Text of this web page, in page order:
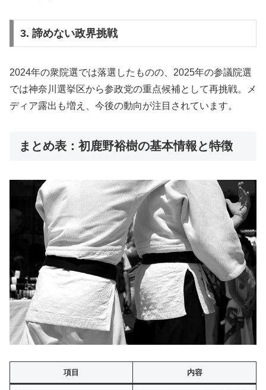
3. 諦めない政界挑戦
2024年の衆院選では落選したものの、2025年の参議院選
では神奈川選挙区から参政党の重点候補として再挑戦。メ
ディア露出も増え、今後の動向が注目されています。
まとめ表：初鹿野裕樹の基本情報と特徴
項目 内容